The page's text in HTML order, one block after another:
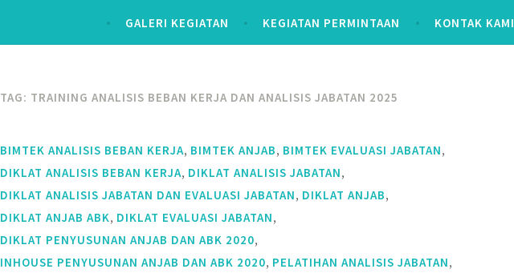
GALERI KEGIATAN KEGIATAN PERMINTAAN KONTAK KAMI
TAG: TRAINING ANALISIS BEBAN KERJA DAN ANALISIS JABATAN 2025
BIMTEK ANALISIS BEBAN KERJA, BIMTEK ANJAB, BIMTEK EVALUASI JABATAN,
DIKLAT ANALISIS BEBAN KERJA, DIKLAT ANALISIS JABATAN,
DIKLAT ANALISIS JABATAN DAN EVALUASI JABATAN, DIKLAT ANJAB,
DIKLAT ANJAB ABK, DIKLAT EVALUASI JABATAN,
DIKLAT PENYUSUNAN ANJAB DAN ABK 2020,
INHOUSE PENYUSUNAN ANJAB DAN ABK 2020, PELATIHAN ANALISIS JABATAN,